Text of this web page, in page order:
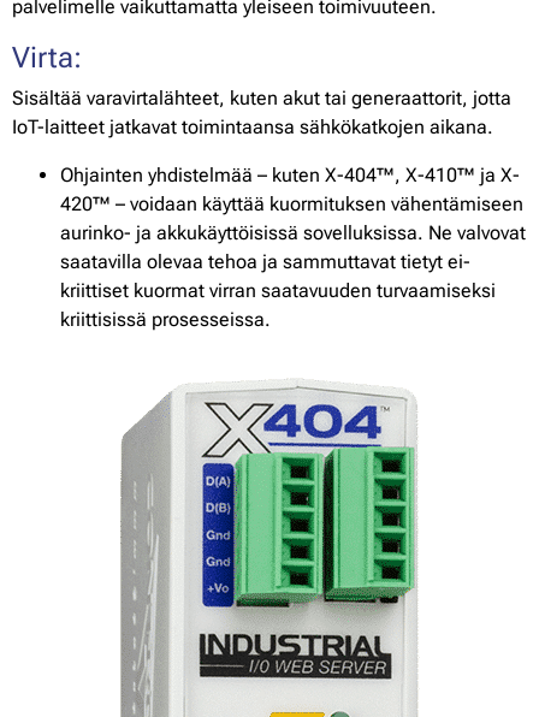
palvelimelle vaikuttamatta yleiseen toimivuuteen.
Virta:
Sisältää varavirtalähteet, kuten akut tai generaattorit, jotta
IoT-laitteet jatkavat toimintaansa sähkökatkojen aikana.
Ohjainten yhdistelmää – kuten X-404™, X-410™ ja X-
420™ – voidaan käyttää kuormituksen vähentämiseen
aurinko- ja akkukäyttöisissä sovelluksissa. Ne valvovat
saatavilla olevaa tehoa ja sammuttavat tietyt ei-
kriittiset kuormat virran saatavuuden turvaamiseksi
kriittisissä prosesseissa.